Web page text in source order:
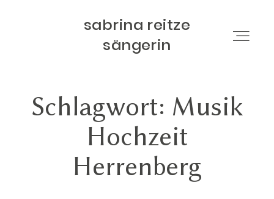
sabrina reitze
sängerin
sabrina reitze
sängerin
HOME
ÜBER MICH
Schlagwort: Musik
Hochzeit
Herrenberg